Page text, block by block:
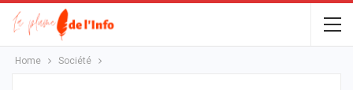
Home Société